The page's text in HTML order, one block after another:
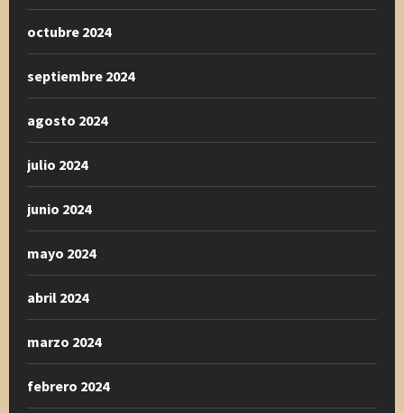
octubre 2024
septiembre 2024
agosto 2024
julio 2024
junio 2024
mayo 2024
abril 2024
marzo 2024
febrero 2024